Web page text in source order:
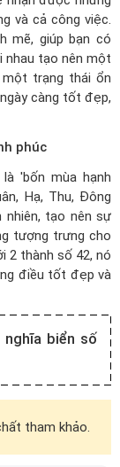
và cả công việc.
mẽ, giúp bạn có
nhau tạo nên một
trạng thái ổn
càng tốt đẹp,
phúc
'bốn mùa hạnh
Hạ, Thu, Đông
tạo nên sự
tượng trưng cho
2 thành số 42, nó
điều tốt đẹp và
nghĩa biển số
tham khảo.